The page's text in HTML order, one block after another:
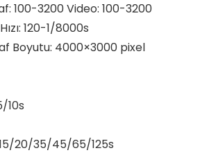
100-3200 Video: 100-3200
120-1/8000s
Boyutu: 4000×3000 pixel
10s
20/35/45/65/125s